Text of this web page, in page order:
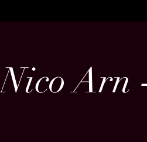
Nico Arn